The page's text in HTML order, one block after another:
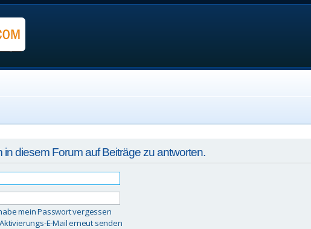
diesem Forum auf Beiträge zu antworten.
mein Passwort vergessen
E-Mail erneut senden